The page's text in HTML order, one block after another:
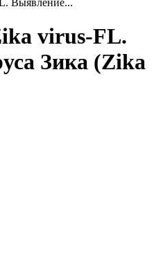
Выявление...
virus-FL.
Зика (Zika